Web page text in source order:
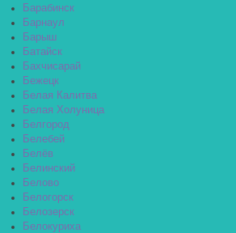
Барабинск
Барнаул
Барыш
Батайск
Бахчисарай
Бежецк
Белая Калитва
Белая Холуница
Белгород
Белебей
Белёв
Белинский
Белово
Белогорск
Белозерск
Белокуриха